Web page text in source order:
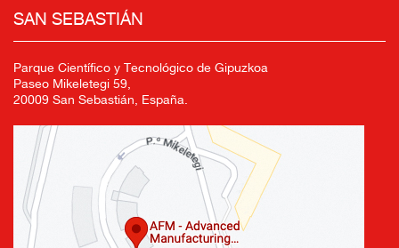
SAN SEBASTIÁN
Parque Científico y Tecnológico de Gipuzkoa
Paseo Mikeletegi 59,
20009 San Sebastián, España.